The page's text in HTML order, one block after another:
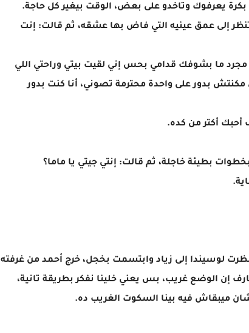
يعرفوك وتاخدو على بعض، الوقت بيغير كل حاجة.
إلى عمق عينيه التي فاض بها عشقه، ثم قالت: إنت
مجرد ما بشوفك قدامي بحس إني لقيت بيتي وراحتي اللي
بدور على واحدة محترمة تصوني، أنا كنت بدور
أكتر من كده.
بطيئة خاجلة، ثم قالت: إنتي جيتي يا ماما؟
لوسيندا إلى زياد وابتسمت بخجل، خرج أحمد من غرفته
إن الوضع غريب، بس يعني خلينا نفكر بطريقة تانية،
ميبقاش فيه بينا السكوت الغريب ده.